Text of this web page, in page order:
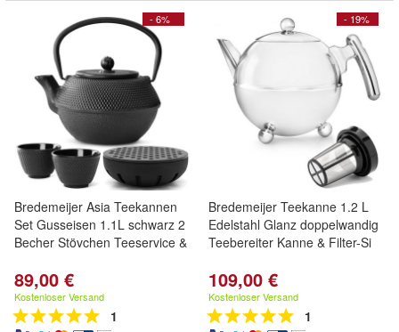
- 6%
Bredemeijer Asia Teekannen
Set Gusseisen 1.1L schwarz 2
Becher Stövchen Teeservice &
89,00 €
Kostenloser Versand
1
- 19%
Bredemeijer Teekanne 1.2 L
Edelstahl Glanz doppelwandig
Teebereiter Kanne & Filter-Si
109,00 €
Kostenloser Versand
1